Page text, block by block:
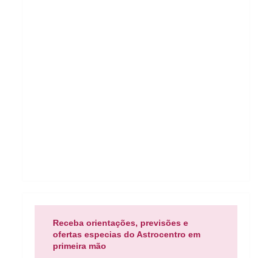
Receba orientações, previsões e
ofertas especias do Astrocentro em
primeira mão